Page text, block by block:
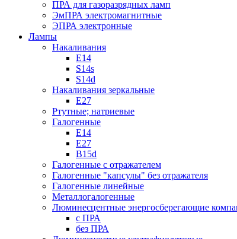
ПРА для газоразрядных ламп
ЭмПРА электромагнитные
ЭПРА электронные
Лампы
Накаливания
Е14
S14s
S14d
Накаливания зеркальные
Е27
Ртутные; натриевые
Галогенные
Е14
Е27
B15d
Галогенные с отражателем
Галогенные "капсулы" без отражателя
Галогенные линейные
Металлогалогенные
Люминесцентные энергосберегающие
с ПРА
без ПРА